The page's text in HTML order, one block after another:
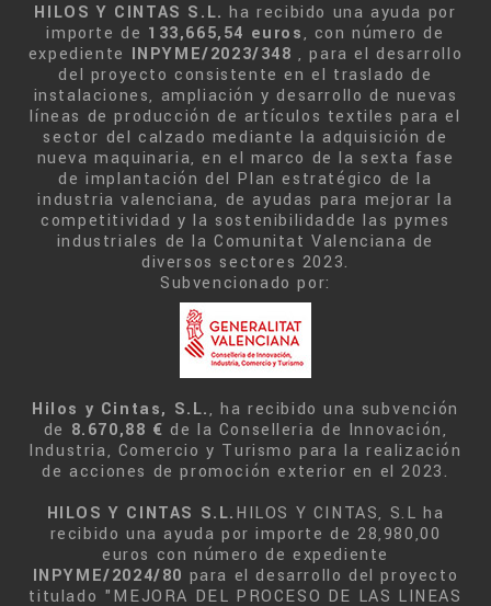
HILOS Y CINTAS S.L. ha recibido una ayuda por
importe de 133,665,54 euros, con número de
expediente INPYME/2023/348 , para el desarrollo
del proyecto consistente en el traslado de
instalaciones, ampliación y desarrollo de nuevas
líneas de producción de artículos textiles para el
sector del calzado mediante la adquisición de
nueva maquinaria, en el marco de la sexta fase
de implantación del Plan estratégico de la
industria valenciana, de ayudas para mejorar la
competitividad y la sostenibilidadde las pymes
industriales de la Comunitat Valenciana de
diversos sectores 2023.
Subvencionado por:
Hilos y Cintas, S.L., ha recibido una subvención
de 8.670,88 € de la Conselleria de Innovación,
Industria, Comercio y Turismo para la realización
de acciones de promoción exterior en el 2023.
HILOS Y CINTAS S.L.HILOS Y CINTAS, S.L ha
recibido una ayuda por importe de 28,980,00
euros con número de expediente
INPYME/2024/80 para el desarrollo del proyecto
titulado "MEJORA DEL PROCESO DE LAS LINEAS